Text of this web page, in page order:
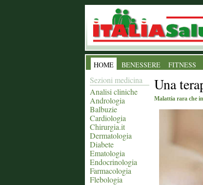
HOME BENESSERE FITNESS
Sezioni medicina
Analisi cliniche
Andrologia
Balbuzie
Cardiologia
Chirurgia.it
Dermatologia
Diabete
Ematologia
Endocrinologia
Farmacologia
Flebologia
Una
Malattia rara che